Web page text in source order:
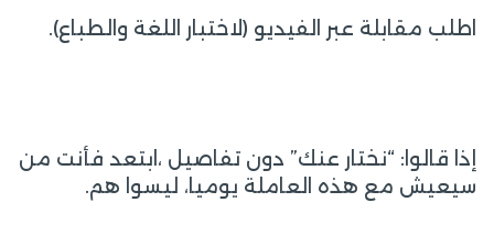
اطلب مقابلة عبر الفيديو (لاختبار اللغة والطباع).
إذا قالوا: “نختار عنك” دون تفاصيل ،ابتعد فأنت من
سيعيش مع هذه العاملة يوميا، ليسوا هم.